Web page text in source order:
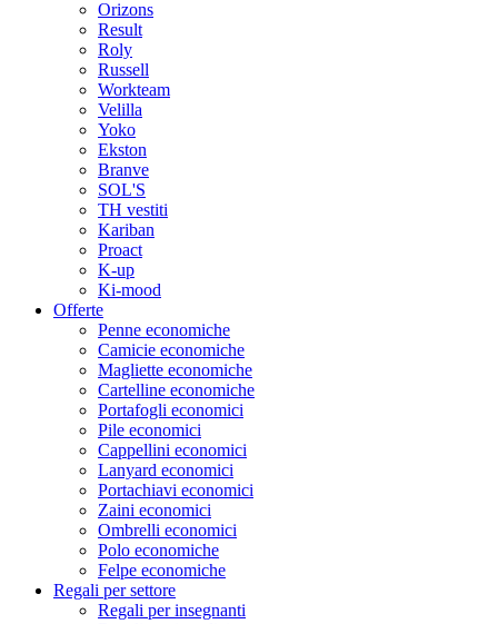
Orizons
Result
Roly
Russell
Workteam
Velilla
Yoko
Ekston
Branve
SOL'S
TH vestiti
Kariban
Proact
K-up
Ki-mood
Offerte
Penne economiche
Camicie economiche
Magliette economiche
Cartelline economiche
Portafogli economici
Pile economici
Cappellini economici
Lanyard economici
Portachiavi economici
Zaini economici
Ombrelli economici
Polo economiche
Felpe economiche
Regali per settore
Regali per insegnanti